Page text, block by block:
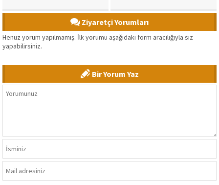
Ziyaretçi Yorumları
Henüz yorum yapılmamış. İlk yorumu aşağıdaki form aracılığıyla siz
yapabilirsiniz.
Bir Yorum Yaz